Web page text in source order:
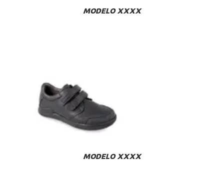
MODELO XXXX
MODELO XXXX